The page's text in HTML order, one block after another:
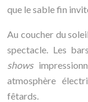
que le sable fin
Au coucher du
spectacle. Les
shows
atmosphère
fêtards.